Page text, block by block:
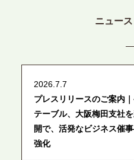
ニュー
2026.7.7
プレスリリースのご案内
テーブル、大阪梅田支社
開で、活発なビジネス催
強化